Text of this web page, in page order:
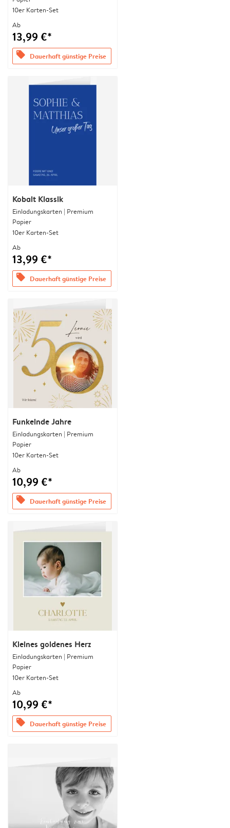
10er Karten-Set
Ab
13,99 €*
offers Dauerhaft günstige Preise
Kobalt Klassik
Einladungskarten | Premium
Papier
10er Karten-Set
Ab
13,99 €*
offers Dauerhaft günstige Preise
Funkelnde Jahre
Einladungskarten | Premium
Papier
10er Karten-Set
Ab
10,99 €*
offers Dauerhaft günstige Preise
Kleines goldenes Herz
Einladungskarten | Premium
Papier
10er Karten-Set
Ab
10,99 €*
offers Dauerhaft günstige Preise